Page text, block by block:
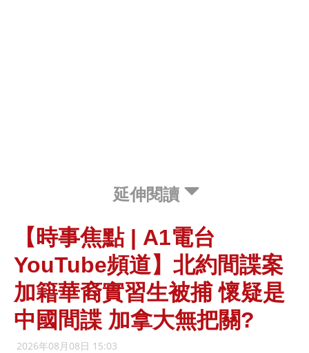
延伸閱讀
【時事焦點 | A1電台
YouTube頻道】北約間諜案
加籍華裔實習生被捕 懷疑是
中國間諜 加拿大無把關?
2026年08月08日 15:03